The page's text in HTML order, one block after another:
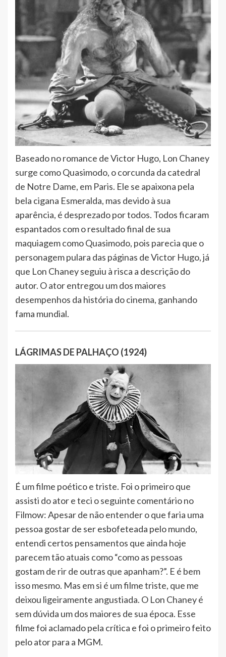
Baseado no romance de Victor Hugo, Lon Chaney
surge como Quasimodo, o corcunda da catedral
de Notre Dame, em Paris. Ele se apaixona pela
bela cigana Esmeralda, mas devido à sua
aparência, é desprezado por todos. Todos ficaram
espantados com o resultado final de sua
maquiagem como Quasimodo, pois parecia que o
personagem pulara das páginas de Victor Hugo, já
que Lon Chaney seguiu à risca a descrição do
autor. O ator entregou um dos maiores
desempenhos da história do cinema, ganhando
fama mundial.
LÁGRIMAS DE PALHAÇO (1924)
É um filme poético e triste. Foi o primeiro que
assisti do ator e teci o seguinte comentário no
Filmow: Apesar de não entender o que faria uma
pessoa gostar de ser esbofeteada pelo mundo,
entendi certos pensamentos que ainda hoje
parecem tão atuais como “como as pessoas
gostam de rir de outras que apanham?”. E é bem
isso mesmo. Mas em si é um filme triste, que me
deixou ligeiramente angustiada. O Lon Chaney é
sem dúvida um dos maiores de sua época. Esse
filme foi aclamado pela crítica e foi o primeiro feito
pelo ator para a MGM.